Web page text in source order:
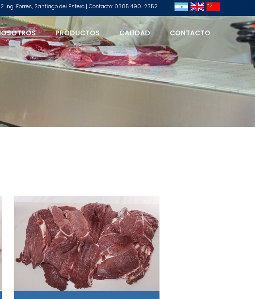
Ing. Forres, Santiago del Estero | Contacto: 0385 490-2352
PRODUCTOS CALIDAD CONTACTO